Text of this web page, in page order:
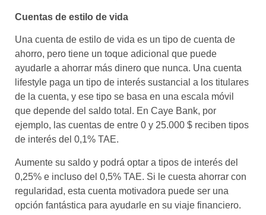
Cuentas de estilo de vida
Una cuenta de estilo de vida es un tipo de cuenta de
ahorro, pero tiene un toque adicional que puede
ayudarle a ahorrar más dinero que nunca. Una cuenta
lifestyle paga un tipo de interés sustancial a los titulares
de la cuenta, y ese tipo se basa en una escala móvil
que depende del saldo total. En Caye Bank, por
ejemplo, las cuentas de entre 0 y 25.000 $ reciben tipos
de interés del 0,1% TAE.
Aumente su saldo y podrá optar a tipos de interés del
0,25% e incluso del 0,5% TAE. Si le cuesta ahorrar con
regularidad, esta cuenta motivadora puede ser una
opción fantástica para ayudarle en su viaje financiero.